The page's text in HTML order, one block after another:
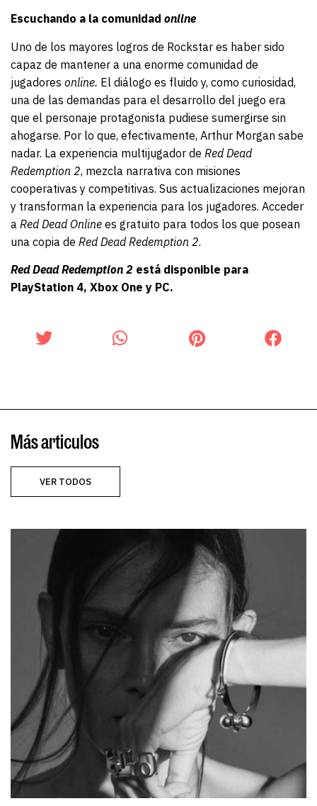
Escuchando a la comunidad online
Uno de los mayores logros de Rockstar es haber sido
capaz de mantener a una enorme comunidad de
jugadores online. El diálogo es fluido y, como curiosidad,
una de las demandas para el desarrollo del juego era
que el personaje protagonista pudiese sumergirse sin
ahogarse. Por lo que, efectivamente, Arthur Morgan sabe
nadar. La experiencia multijugador de Red Dead
Redemption 2, mezcla narrativa con misiones
cooperativas y competitivas. Sus actualizaciones mejoran
y transforman la experiencia para los jugadores. Acceder
a Red Dead Online es gratuito para todos los que posean
una copia de Red Dead Redemption 2.
Red Dead Redemption 2 está disponible para
PlayStation 4, Xbox One y PC.
Más articulos
VER TODOS